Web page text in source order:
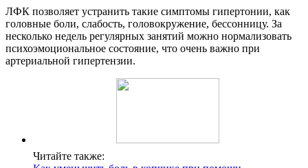
ЛФК позволяет устранить такие симптомы гипертонии, как
головные боли, слабость, головокружение, бессонницу. За
несколько недель регулярных занятий можно нормализовать
психоэмоциональное состояние, что очень важно при
артериальной гипертензии.
Читайте также: